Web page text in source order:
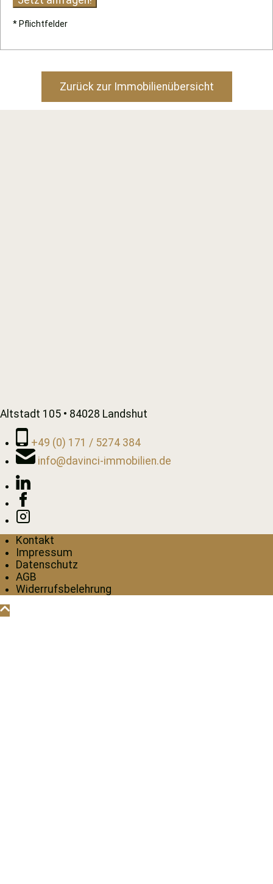
* Pflichtfelder
Zurück zur Immobilienübersicht
Altstadt 105 • 84028 Landshut
+49 (0) 171 / 5274 384
info@davinci-immobilien.de
Kontakt
Impressum
Datenschutz
AGB
Widerrufsbelehrung